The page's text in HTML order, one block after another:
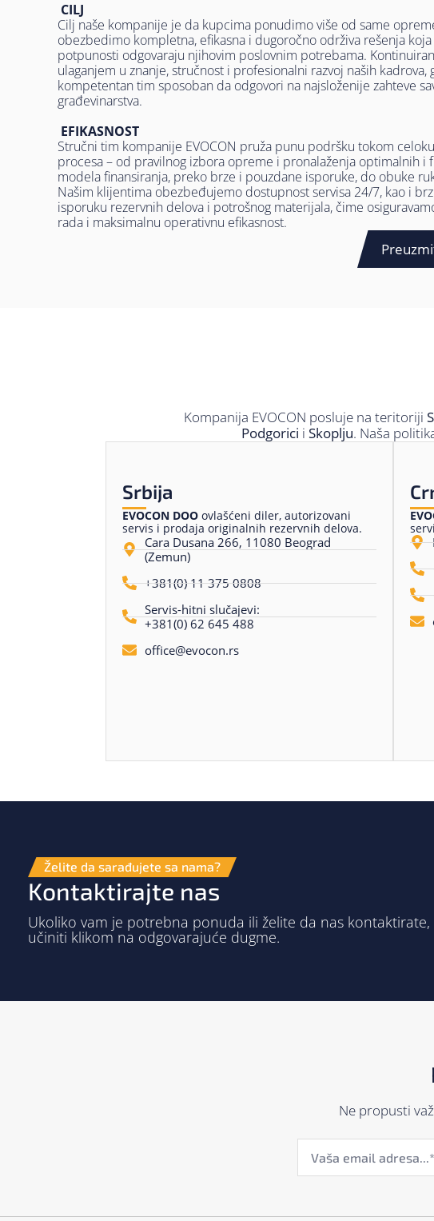
CILJ
Cilj naše kompanije je da kupcima ponudimo više od same
obezbedimo kompletna, efikasna i dugoročno održiva rešenja koja
potpunosti odgovaraju njihovim poslovnim potrebama.
ulaganjem u znanje, stručnost i profesionalni razvoj naših kadrova,
kompetentan tim sposoban da odgovori na najsloženije zahteve
građevinarstva.
EFIKASNOST
Stručni tim kompanije EVOCON pruža punu podršku tokom
procesa – od pravilnog izbora opreme i pronalaženja optimalnih i
modela finansiranja, preko brze i pouzdane isporuke, do obuke
Našim klijentima obezbeđujemo dostupnost servisa 24/7, kao i
isporuku rezervnih delova i potrošnog materijala, čime
rada i maksimalnu operativnu efikasnost.
Kompanija EVOCON posluje na teritoriji
Podgorici i Skoplju. Naša
Srbija
EVOCON DOO ovlašćeni diler, autorizovani
servis i prodaja originalnih rezervnih delova.
Cara Dusana 266, 11080 Beograd
(Zemun)
+381(0) 11 375 0808
Servis-hitni slučajevi:
+381(0) 62 645 488
office@evocon.rs
Želite da sarađujete sa nama?
Kontaktirajte nas
Ukoliko vam je potrebna ponuda ili želite da nas kontaktirate,
učiniti klikom na odgovarajuće dugme.
Ne propusti